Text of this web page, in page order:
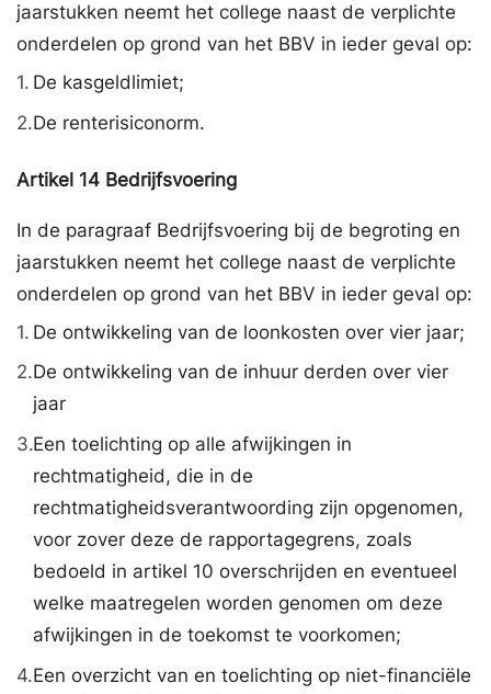
jaarstukken neemt het college naast de verplichte
onderdelen op grond van het BBV in ieder geval op:
1. De kasgeldlimiet;
2.De renterisiconorm.
Artikel 14 Bedrijfsvoering
In de paragraaf Bedrijfsvoering bij de begroting en
jaarstukken neemt het college naast de verplichte
onderdelen op grond van het BBV in ieder geval op:
1. De ontwikkeling van de loonkosten over vier jaar;
2.De ontwikkeling van de inhuur derden over vier
jaar
3.Een toelichting op alle afwijkingen in
rechtmatigheid, die in de
rechtmatigheidsverantwoording zijn opgenomen,
voor zover deze de rapportagegrens, zoals
bedoeld in artikel 10 overschrijden en eventueel
welke maatregelen worden genomen om deze
afwijkingen in de toekomst te voorkomen;
4.Een overzicht van en toelichting op niet-financiële